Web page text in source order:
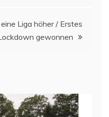
Liga höher / Erstes
gewonnen